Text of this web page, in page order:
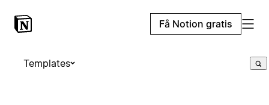
Få Notion gratis
Templates